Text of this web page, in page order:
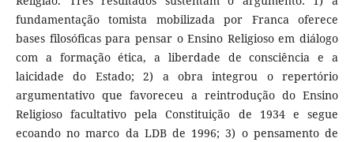
fundamentação tomista mobilizada por Franca oferece
bases filosóficas para pensar o Ensino Religioso em diálogo
com a formação ética, a liberdade de consciência e a
laicidade do Estado; 2) a obra integrou o repertório
argumentativo que favoreceu a reintrodução do Ensino
Religioso facultativo pela Constituição de 1934 e segue
ecoando no marco da LDB de 1996; 3) o pensamento de